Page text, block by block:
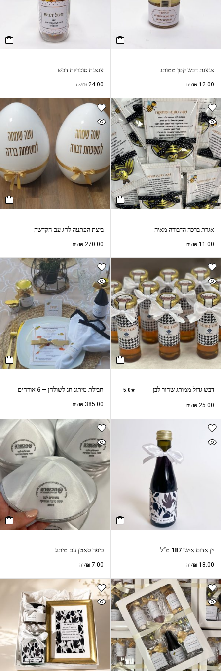
צנצנת דבש קטן ממותג
₪ 12.00 /יח
צנצנת סוכריות דבש
₪24.00 /יח
אגרת ברכה הדבורה מאיה
₪ 11.00 /יח
ביצת הפתעה לחג עם הקדשה
₪270.00 /יח
דבש גדול ממותג שחור לבן 5.0
₪ 25.00 /יח
חבילת מיתוג חג לשולחן – 6 אורחים
₪385.00 /יח
יין אדום אישי 187 מ”ל
₪ 18.00 /יח
כיפה סאטן עם מיתוג
₪7.00 /יח